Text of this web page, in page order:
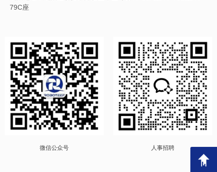
79C座
微信公众号 人事招聘